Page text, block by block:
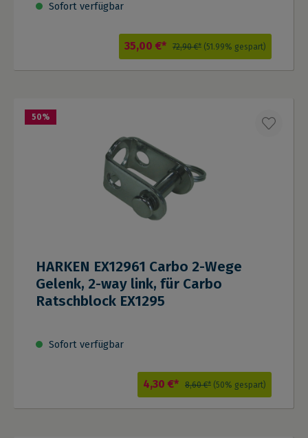
Sofort verfügbar
35,00 €* 72,90 €* (51.99% gespart)
50%
HARKEN EX12961 Carbo 2-Wege
Gelenk, 2-way link, für Carbo
Ratschblock EX1295
Sofort verfügbar
4,30 €* 8,60 €* (50% gespart)